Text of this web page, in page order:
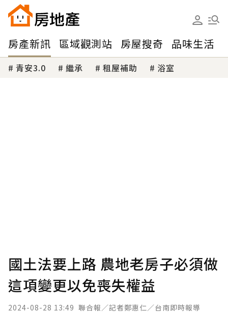
房產新訊 區域觀測站 房屋搜奇 品味生活
青安3.0 繼承 租屋補助 浴室
國土法要上路 農地老房子必須做
這項變更以免喪失權益
2024-08-28 13:49 聯合報／記者鄭惠仁／台南即時報導